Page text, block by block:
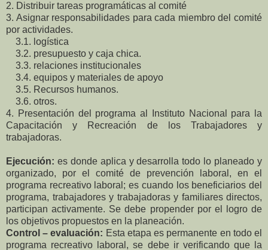
2. Distribuir tareas programáticas al comité
3. Asignar responsabilidades para cada miembro del comité
por actividades.
3.1. logística
3.2. presupuesto y caja chica.
3.3. relaciones institucionales
3.4. equipos y materiales de apoyo
3.5. Recursos humanos.
3.6. otros.
4. Presentación del programa al Instituto Nacional para la
Capacitación y Recreación de los Trabajadores y
trabajadoras.
Ejecución: es donde aplica y desarrolla todo lo planeado y
organizado, por el comité de prevención laboral, en el
programa recreativo laboral; es cuando los beneficiarios del
programa, trabajadores y trabajadoras y familiares directos,
participan activamente. Se debe propender por el logro de
los objetivos propuestos en la planeación.
Control – evaluación: Esta etapa es permanente en todo el
programa recreativo laboral, se debe ir verificando que la